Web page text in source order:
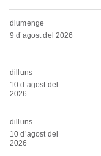
diumenge
9 d’agost del 2026
dilluns
10 d’agost del
2026
dilluns
10 d’agost del
2026